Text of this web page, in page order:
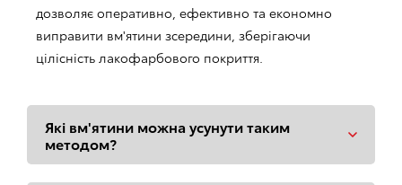
дозволяє оперативно, ефективно та економно
виправити вм'ятини зсередини, зберігаючи
цілісність лакофарбового покриття.
Які вм'ятини можна усунути таким
методом?